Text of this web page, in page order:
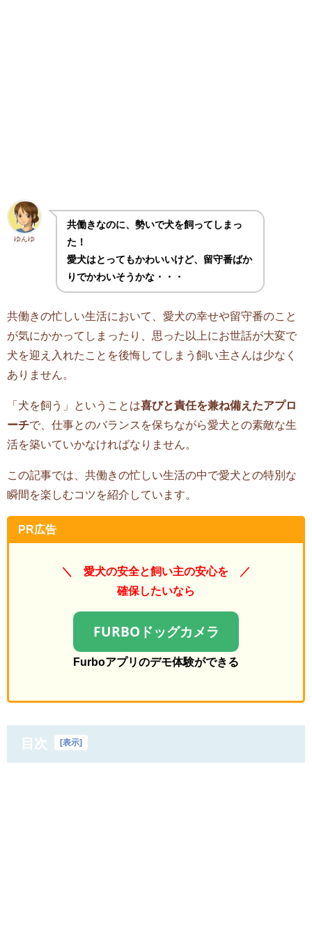
ゆんゆ
共働きなのに、勢いで犬を飼ってしまっ
た！
愛犬はとってもかわいいけど、留守番ばか
りでかわいそうかな・・・
共働きの忙しい生活において、愛犬の幸せや留守番のこと
が気にかかってしまったり、思った以上にお世話が大変で
犬を迎え入れたことを後悔してしまう飼い主さんは少なく
ありません。
「犬を飼う」ということは喜びと責任を兼ね備えたアプロ
ーチで、仕事とのバランスを保ちながら愛犬との素敵な生
活を築いていかなければなりません。
この記事では、共働きの忙しい生活の中で愛犬との特別な
瞬間を楽しむコツを紹介しています。
PR広告
＼ 愛犬の安全と飼い主の安心を ／
確保したいなら
FURBOドッグカメラ
Furboアプリのデモ体験ができる
目次 [表示]